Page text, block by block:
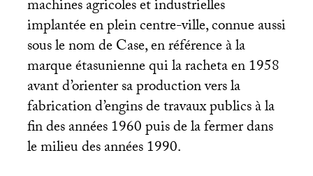
machines agricoles et industrielles
implantée en plein centre-ville, connue aussi
sous le nom de Case, en référence à la
marque étasunienne qui la racheta en 1958
avant d’orienter sa production vers la
fabrication d’engins de travaux publics à la
fin des années 1960 puis de la fermer dans
le milieu des années 1990.